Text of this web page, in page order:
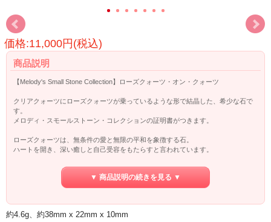
価格:11,000円(税込)
商品説明
【Melody's Small Stone Collection】ローズクォーツ・オン・クォーツ
クリアクォーツにローズクォーツが乗っているような形で結晶した、希少な石で
す。
メロディ・スモールストーン・コレクションの証明書がつきます。
ローズクォーツは、無条件の愛と無限の平和を象徴する石。
ハートを開き、深い癒しと自己受容をもたらすと言われています。
美の女神ビーナスの石と言われているこの石は、無条件の愛と平和を象徴してい
心を浄化し、開き、内面の癒しとポジティブな自己肯定を呼び起こしてくれま
信頼と調和をもたらしてくれます。自分を愛し、許して、他者を愛するサポート
▼ 商品説明の続きを見る ▼
約4.6g、約38mm x 22mm x 10mm